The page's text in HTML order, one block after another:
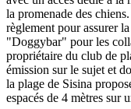
la promenade des
règlement pour assurer
"Doggybar" pour les
propriétaire du club de
émission sur le sujet et
la plage de Sisina
espacés de 4 mètres sur